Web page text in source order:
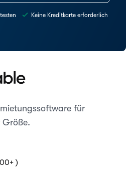
Keine Kreditkarte erforderlich
für
Größe.
)